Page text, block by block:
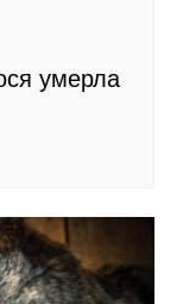
умерла